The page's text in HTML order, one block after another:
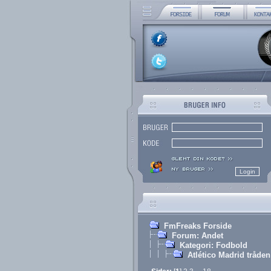
FmFreaks Forside
Forum: Andet
Kategori: Fodbold
Atlético Madrid tråden